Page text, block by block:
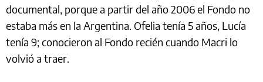
documental, porque a partir del año 2006 el Fondo no
estaba más en la Argentina. Ofelia tenía 5 años, Lucía
tenía 9; conocieron al Fondo recién cuando Macri lo
volvió a traer.